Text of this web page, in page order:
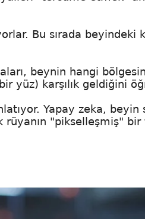
Bu sırada beyindeki
beynin hangi
yüz) karşılık geldiğini
Yapay zeka,
"pikselleşmiş" bir